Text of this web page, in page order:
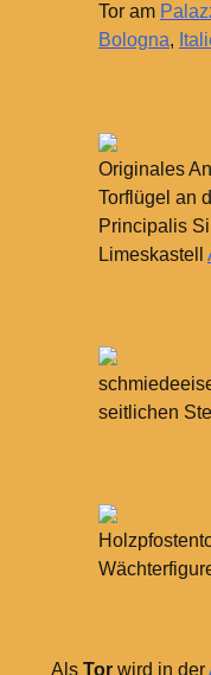
Tor am
Bologna,
Originales
Torflügel an
Principalis
Limeskastell
seitlichen
Als Torwird in der